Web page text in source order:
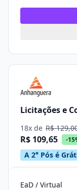
Licitações e
18x de R$
R$ 109,65 -
A 2° Pós é
EaD / Virtual